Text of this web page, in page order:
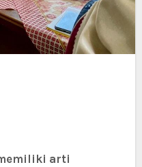
memiliki arti